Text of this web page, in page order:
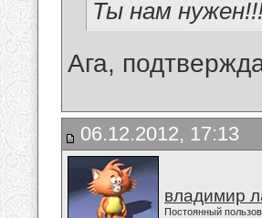
Ты нам
Ага,
06.12.2012, 17:13
владимир
Постоянный